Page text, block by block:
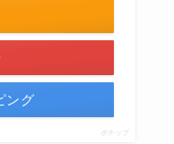
ング
ポチップ